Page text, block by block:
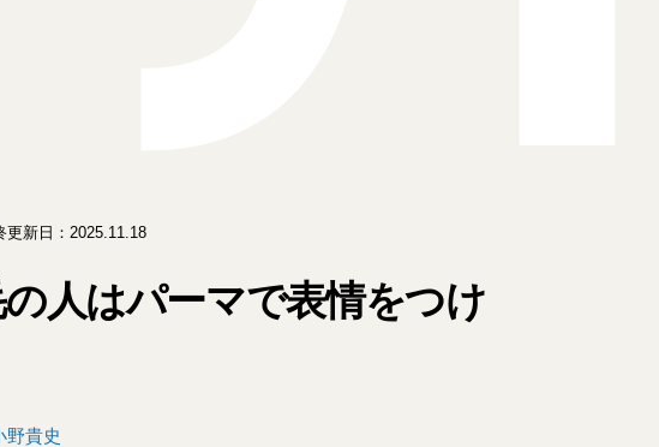
更新日：2025.11.18
の人はパーマで表情をつけ
野貴史